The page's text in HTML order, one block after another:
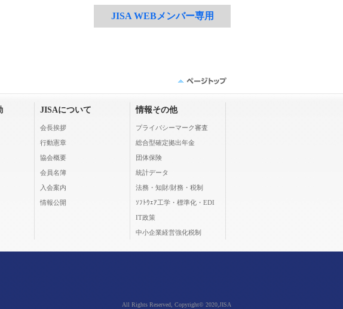
JISA WEBメンバー専用
JISAについて
会長挨拶
行動憲章
協会概要
会員名簿
入会案内
情報公開
情報その他
プライバシーマーク審査
総合型確定拠出年金
団体保険
統計データ
法務・知財/財務・税制
ｿﾌﾄｳｪｱ工学・標準化・EDI
IT政策
中小企業経営強化税制
All Rights Reserved, Copyright© 2020,JISA